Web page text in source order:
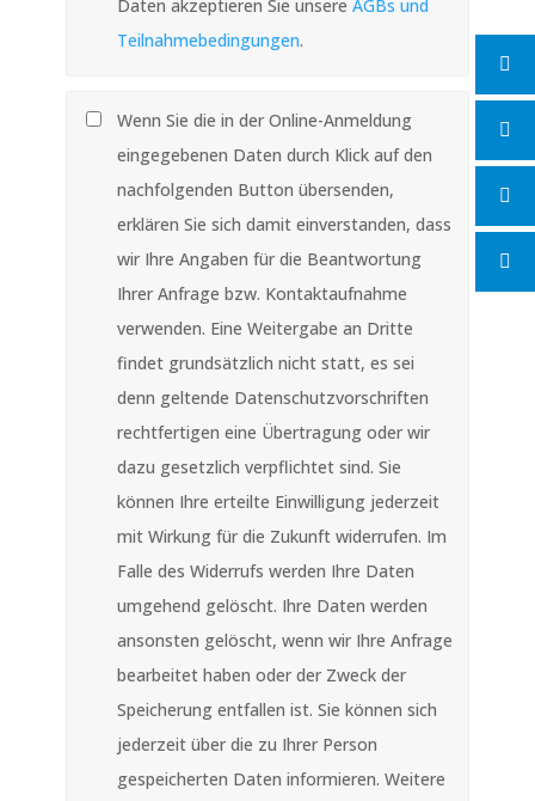
Daten akzeptieren Sie unsere AGBs und
Teilnahmebedingungen.
Wenn Sie die in der Online-Anmeldung
eingegebenen Daten durch Klick auf den
nachfolgenden Button übersenden,
erklären Sie sich damit einverstanden, dass
wir Ihre Angaben für die Beantwortung
Ihrer Anfrage bzw. Kontaktaufnahme
verwenden. Eine Weitergabe an Dritte
findet grundsätzlich nicht statt, es sei
denn geltende Datenschutzvorschriften
rechtfertigen eine Übertragung oder wir
dazu gesetzlich verpflichtet sind. Sie
können Ihre erteilte Einwilligung jederzeit
mit Wirkung für die Zukunft widerrufen. Im
Falle des Widerrufs werden Ihre Daten
umgehend gelöscht. Ihre Daten werden
ansonsten gelöscht, wenn wir Ihre Anfrage
bearbeitet haben oder der Zweck der
Speicherung entfallen ist. Sie können sich
jederzeit über die zu Ihrer Person
gespeicherten Daten informieren. Weitere